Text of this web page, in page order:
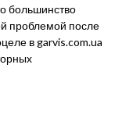
большинство
проблемой после
в garvis.com.ua